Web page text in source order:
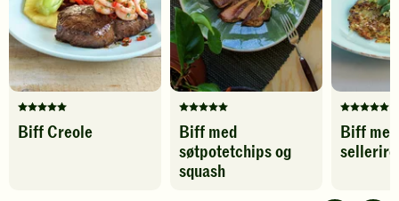
Karbohydrater 14g
Denne
oppskriften
Biff Creole
Denne
oppskriften
har
fått
Biff med
søtpotetchips og
squash
til
favoritter
Denne
har
Biff